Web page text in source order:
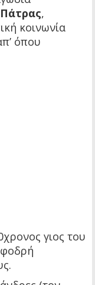
Πάτρας,
κοινωνία
όπου
γιος του